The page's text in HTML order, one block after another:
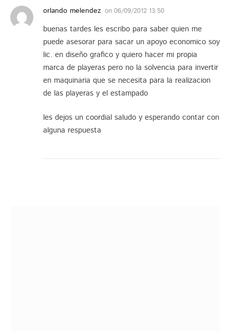
orlando melendez on 06/09/2012 13:50
buenas tardes les escribo para saber quien me
puede asesorar para sacar un apoyo economico soy
lic. en diseño grafico y quiero hacer mi propia
marca de playeras pero no la solvencia para invertir
en maquinaria que se necesita para la realizacion
de las playeras y el estampado
les dejos un coordial saludo y esperando contar con
alguna respuesta